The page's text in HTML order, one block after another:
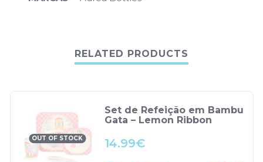
RELATED PRODUCTS
OUT OF STOCK
Set de Refeição em Bambu
Gata – Lemon Ribbon
14.99€